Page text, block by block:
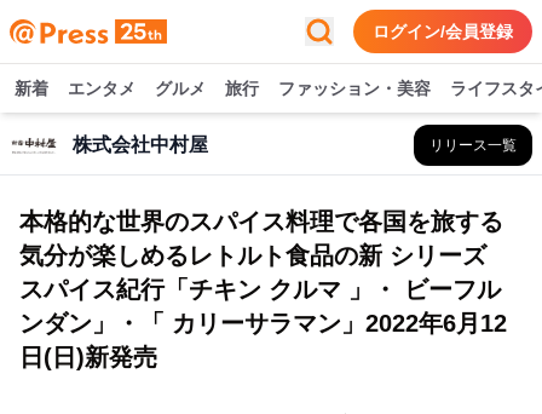
ログイン/会員登録
新着 エンタメ グルメ 旅行 ファッション・美容 ライフスタ
株式会社中村屋 リリース一覧
本格的な世界のスパイス料理で各国を旅する
気分が楽しめるレトルト食品の新 シリーズ
スパイス紀行「チキン クルマ 」・ ビーフル
ンダン」・「 カリーサラマン」2022年6月12
日(日)新発売